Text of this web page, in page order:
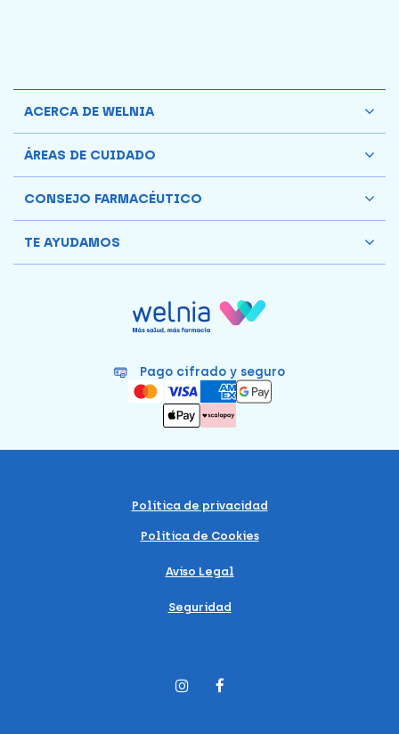
Pago cifrado y seguro
ACERCA DE WELNIA
ÁREAS DE CUIDADO
CONSEJO FARMACÉUTICO
TE AYUDAMOS
Política de privacidad
Política de Cookies
Aviso Legal
Seguridad